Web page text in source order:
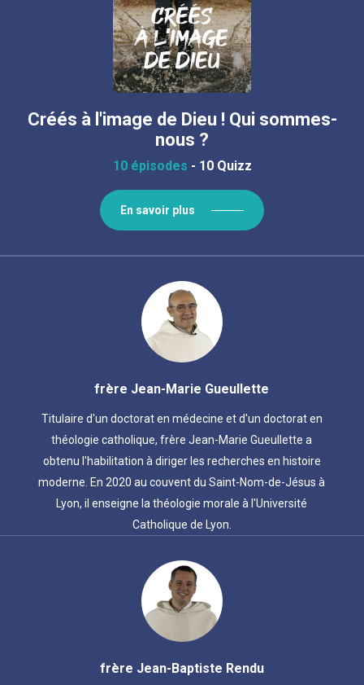
Créés à l'image de Dieu ! Qui sommes-
nous ?
10 épisodes - 10 Quizz
En savoir plus
frère Jean-Marie Gueullette
Titulaire d'un doctorat en médecine et d'un doctorat en
théologie catholique, frère Jean-Marie Gueullette a
obtenu l'habilitation à diriger les recherches en histoire
moderne. En 2020 au couvent du Saint-Nom-de-Jésus à
Lyon, il enseigne la théologie morale à l'Université
Catholique de Lyon.
frère Jean-Baptiste Rendu